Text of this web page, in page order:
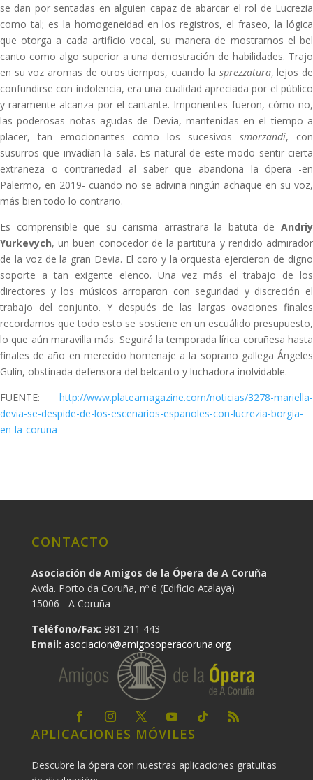
se dan por sentadas en alguien capaz de abarcar el rol de Lucrezia
como tal; es la homogeneidad en los registros, el fraseo, la lógica
que otorga a cada artificio vocal, su manera de mostrarnos el bel
canto como algo superior a una demostración de habilidades. Trajo
en su voz aromas de otros tiempos, cuando la sprezzatura, lejos de
confundirse con indolencia, era una cualidad apreciada por el público
y raramente alcanza por el cantante. Imponentes fueron, cómo no,
las poderosas notas agudas de Devia, mantenidas en el tiempo a
placer, tan emocionantes como los sucesivos smorzandi, con
susurros que invadían la sala. Es natural de este modo sentir cierta
extrañeza o contrariedad al saber que abandona la ópera -en
Palermo, en 2019- cuando no se adivina ningún achaque en su voz,
más bien todo lo contrario.
Es comprensible que su carisma arrastrara la batuta de Andriy
Yurkevych, un buen conocedor de la partitura y rendido admirador
de la voz de la gran Devia. El coro y la orquesta ejercieron de digno
soporte a tan exigente elenco. Una vez más el trabajo de los
directores y los músicos arroparon con seguridad y discreción el
trabajo del conjunto. Y después de las largas ovaciones finales
recordamos que todo esto se sostiene en un escuálido presupuesto,
lo que aún maravilla más. Seguirá la temporada lírica coruñesa hasta
finales de año en merecido homenaje a la soprano gallega Ángeles
Gulín, obstinada defensora del belcanto y luchadora inolvidable.
FUENTE: http://www.plateamagazine.com/noticias/3278-mariella-
devia-se-despide-de-los-escenarios-espanoles-con-lucrezia-borgia-
en-la-coruna
CONTACTO
Asociación de Amigos de la Ópera de A Coruña
Avda. Porto da Coruña, nº 6 (Edificio Atalaya)
15006 - A Coruña
Teléfono/Fax: 981 211 443
Email: asociacion@amigosoperacoruna.org
APLICACIONES MÓVILES
Descubre la ópera con nuestras aplicaciones gratuitas